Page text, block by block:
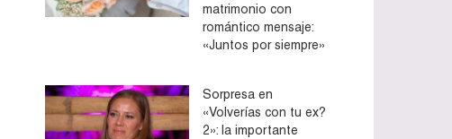
matrimonio con
romántico mensaje:
«Juntos por siempre»
Sorpresa en
«Volverías con tu ex?
2»: la importante